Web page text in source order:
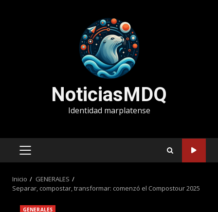
NoticiasMDQ
Identidad marplatense
MENÚ
Inicio
GENERALES
Separar, compostar, transformar: comenzó el Compostour 2025
GENERALES